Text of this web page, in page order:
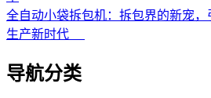
全自动小袋拆包机：拆包界的新宠
生产新时代
导航分类